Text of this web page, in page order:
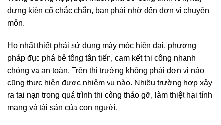
dựng kiên cố chắc chắn, bạn phải nhờ đến đơn vị chuyên
môn.
Họ nhất thiết phải sử dụng máy móc hiện đại, phương
pháp đục phá bê tông tân tiến, cam kết thi công nhanh
chóng và an toàn. Trên thị trường không phải đơn vị nào
cũng thực hiện được nhiệm vụ nào. Nhiều trường hợp xảy
ra tai nạn trong quá trình thi công tháo gỡ, làm thiệt hại tính
mạng và tài sản của con người.